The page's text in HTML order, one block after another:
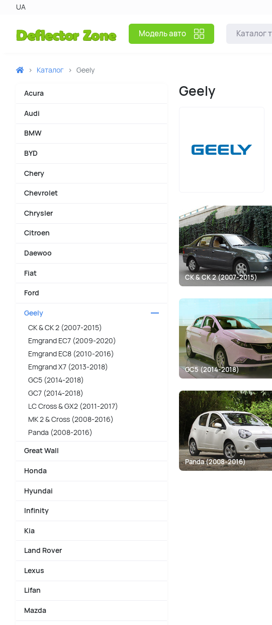
UA
Модель авто Каталог
Каталог Geely
Acura
Audi
BMW
BYD
Chery
Chevrolet
Chrysler
Citroen
Daewoo
Fiat
Ford
Geely
CK & CK 2 (2007-2015)
Emgrand EC7 (2009-2020)
Emgrand EC8 (2010-2016)
Emgrand X7 (2013-2018)
GC5 (2014-2018)
GC7 (2014-2018)
LC Cross & GX2 (2011-2017)
MK 2 & Cross (2008-2016)
Panda (2008-2016)
Great Wall
Honda
Hyundai
Infinity
Kia
Land Rover
Lexus
Lifan
Mazda
Geely
CK & CK 2 (2007-2015)
GC5 (2014-2018)
Panda (2008-2016)